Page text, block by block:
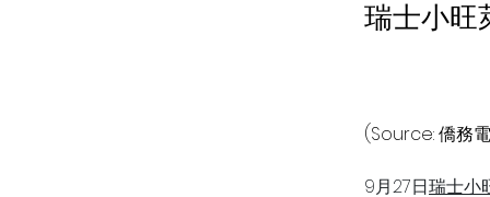
瑞士小旺
(Source: 僑務
9月27日瑞士小